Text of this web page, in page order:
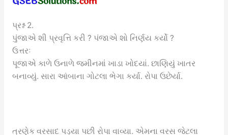
પ્રશ્ન 2.
પુંજાએ શી પ્રવૃત્તિ કરી ? પંજાએ શો નિર્ણય કર્યો ?
ઉત્તરઃ
પૂજાએ કાળે ઉનાળે જમીનમાં ખાડા ખોદયાં. છાણિયું ખાતર
બનાવ્યું. સારા આંબાના ગોટલા ભેગા કર્યા. રોપા ઉછેર્યા.
ત્રણેક વરસાદ પડ્યા પછી રોપા વાવ્યા. એમના વરસ જેટલા